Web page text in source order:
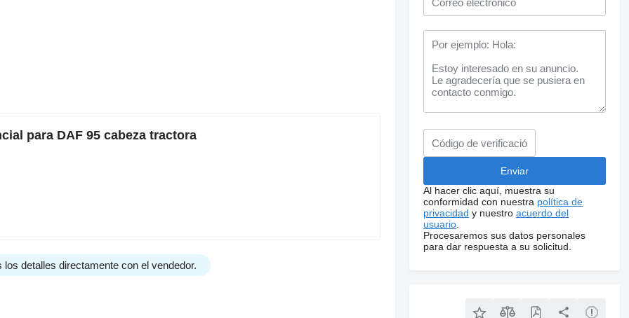
para DAF 95 cabeza tractora
detalles directamente con el vendedor.
Al hacer clic aquí, muestra su
conformidad con nuestra política de
privacidad y nuestroacuerdo del
usuario
Procesaremos sus datos personales
para dar respuesta a su solicitud.